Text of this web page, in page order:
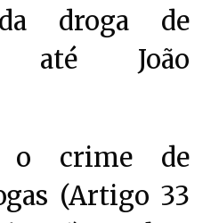
droga de
até João
o crime de
(Artigo 33